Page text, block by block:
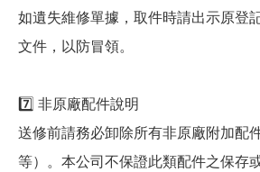
如遺失維修單據，取件時請出示原登
文件，以防冒領。
7️⃣ 非原廠配件說明
送修前請務必卸除所有非原廠附加配
等）。本公司不保證此類配件之保存